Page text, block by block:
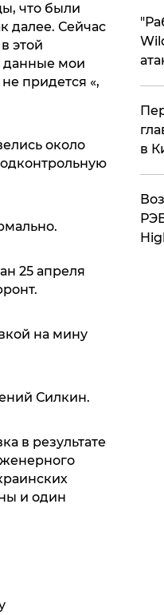
что были
далее. Сейчас
этой
данные мои
придется «,
около
25 апреля
на мину
Силкин.
в результате
и один
в